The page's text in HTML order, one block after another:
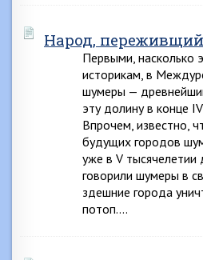
Народ,
Первыми, насколько
историкам, в
шумеры —
эту долину в конце
Впрочем, известно,
будущих городов
уже в V
говорили шумеры в
здешние города
потоп….